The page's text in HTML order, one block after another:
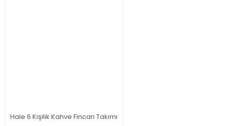
Hale 6 Kişilik Kahve Fincan Takımı